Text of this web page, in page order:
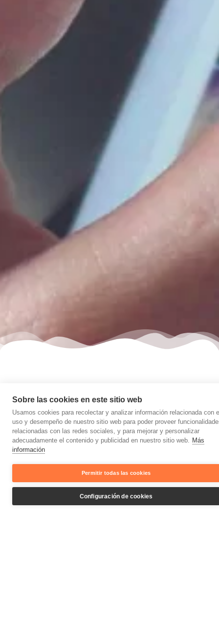
mi6abogados.com
Sobre las cookies en este sitio web
Usamos cookies para recolectar y analizar información relacionada con
uso y desempeño de nuestro sitio web para poder proveer
relacionadas con las redes sociales, y para mejorar y personalizar
adecuadamente el contenido y publicidad en nuestro sitio web. Más
información
Permitir todas las cookies
Configuración de cookies